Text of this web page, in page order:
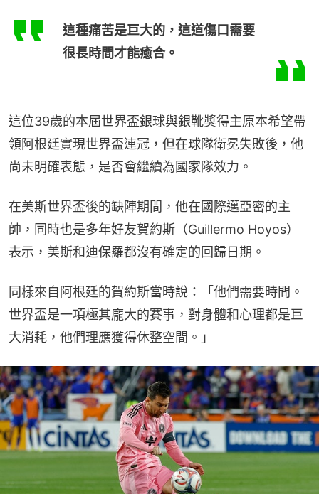
這種痛苦是巨大的，這道傷口需要
很長時間才能癒合。
這位39歲的本屆世界盃銀球與銀靴獎得主原本希望帶
領阿根廷實現世界盃連冠，但在球隊衛冕失敗後，他
尚未明確表態，是否會繼續為國家隊效力。
在美斯世界盃後的缺陣期間，他在國際邁亞密的主
帥，同時也是多年好友賀約斯（Guillermo Hoyos）
表示，美斯和迪保羅都沒有確定的回歸日期。
同樣來自阿根廷的賀約斯當時說：「他們需要時間。
世界盃是一項極其龐大的賽事，對身體和心理都是巨
大消耗，他們理應獲得休整空間。」